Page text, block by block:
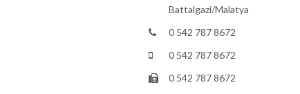
Battalgazi/Malatya
0 542 787 8672
0 542 787 8672
0 542 787 8672